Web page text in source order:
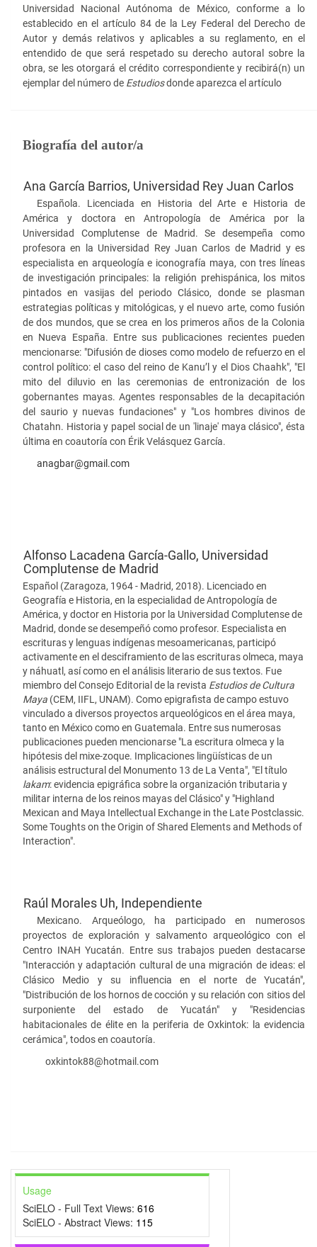
Universidad Nacional Autónoma de México, conforme a lo
establecido en el artículo 84 de la Ley Federal del Derecho de
Autor y demás relativos y aplicables a su reglamento, en el
entendido de que será respetado su derecho autoral sobre la
obra, se les otorgará el crédito correspondiente y recibirá(n) un
ejemplar del número de Estudiosdonde aparezca el artículo
Biografía del autor/a
Ana García Barrios, Universidad Rey Juan Carlos
Española. Licenciada en Historia del Arte e Historia de
América y doctora en Antropología de América por la
Universidad Complutense de Madrid. Se desempeña como
profesora en la Universidad Rey Juan Carlos de Madrid y es
especialista en arqueología e iconografía maya, con tres líneas
de investigación principales: la religión prehispánica, los mitos
pintados en vasijas del periodo Clásico, donde se plasman
estrategias políticas y mitológicas, y el nuevo arte, como fusión
de dos mundos, que se crea en los primeros años de la Colonia
en Nueva España. Entre sus publicaciones recientes pueden
mencionarse: "Difusión de dioses como modelo de refuerzo en el
control político: el caso del reino de Kanu’l y el Dios Chaahk", "El
mito del diluvio en las ceremonias de entronización de los
gobernantes mayas. Agentes responsables de la decapitación
del saurio y nuevas fundaciones" y "Los hombres divinos de
Chatahn. Historia y papel social de un 'linaje' maya clásico", ésta
última en coautoría con Érik Velásquez García.
anagbar@gmail.com
Alfonso Lacadena García-Gallo, Universidad
Complutense de Madrid
Español (Zaragoza, 1964 - Madrid, 2018). Licenciado en
Geografía e Historia, en la especialidad de Antropología de
América, y doctor en Historia por la Universidad Complutense de
Madrid, donde se desempeñó como profesor. Especialista en
escrituras y lenguas indígenas mesoamericanas, participó
activamente en el desciframiento de las escrituras olmeca, maya
y náhuatl, así como en el análisis literario de sus textos. Fue
miembro del Consejo Editorial de la revista Estudios de Cultura
Maya (CEM, IIFL, UNAM). Como epigrafista de campo estuvo
vinculado a diversos proyectos arqueológicos en el área maya,
tanto en México como en Guatemala. Entre sus numerosas
publicaciones pueden mencionarse "La escritura olmeca y la
hipótesis del mixe-zoque. Implicaciones lingüísticas de un
análisis estructural del Monumento 13 de La Venta", "El título
lakam: evidencia epigráfica sobre la organización tributaria y
militar interna de los reinos mayas del Clásico" y "Highland
Mexican and Maya Intellectual Exchange in the Late Postclassic.
Some Toughts on the Origin of Shared Elements and Methods of
Interaction".
Raúl Morales Uh, Independiente
Mexicano. Arqueólogo, ha participado en numerosos
proyectos de exploración y salvamento arqueológico con el
Centro INAH Yucatán. Entre sus trabajos pueden destacarse
"Interacción y adaptación cultural de una migración de ideas: el
Clásico Medio y su influencia en el norte de Yucatán",
"Distribución de los hornos de cocción y su relación con sitios del
surponiente del estado de Yucatán" y "Residencias
habitacionales de élite en la periferia de Oxkintok: la evidencia
cerámica", todos en coautoría.
oxkintok88@hotmail.com
Usage
SciELO - Full Text Views: 616
SciELO - Abstract Views: 115